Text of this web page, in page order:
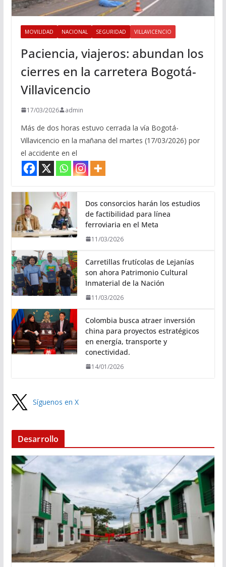
MOVILIDAD NACIONAL SEGURIDAD VILLAVICENCIO
Paciencia, viajeros: abundan los
cierres en la carretera Bogotá-
Villavicencio
17/03/2026 admin
Más de dos horas estuvo cerrada la vía Bogotá-
Villavicencio en la mañana del martes (17/03/2026) por
el accidente en el
Dos consorcios harán los estudios
de factibilidad para línea
ferroviaria en el Meta
11/03/2026
Carretillas frutícolas de Lejanías
son ahora Patrimonio Cultural
Inmaterial de la Nación
11/03/2026
Colombia busca atraer inversión
china para proyectos estratégicos
en energía, transporte y
conectividad.
14/01/2026
Síguenos en X
Desarrollo